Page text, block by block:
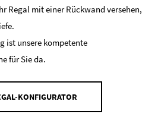
Regal mit einer Rückwand versehen,
ist unsere kompetente
für Sie da.
KONFIGURATOR